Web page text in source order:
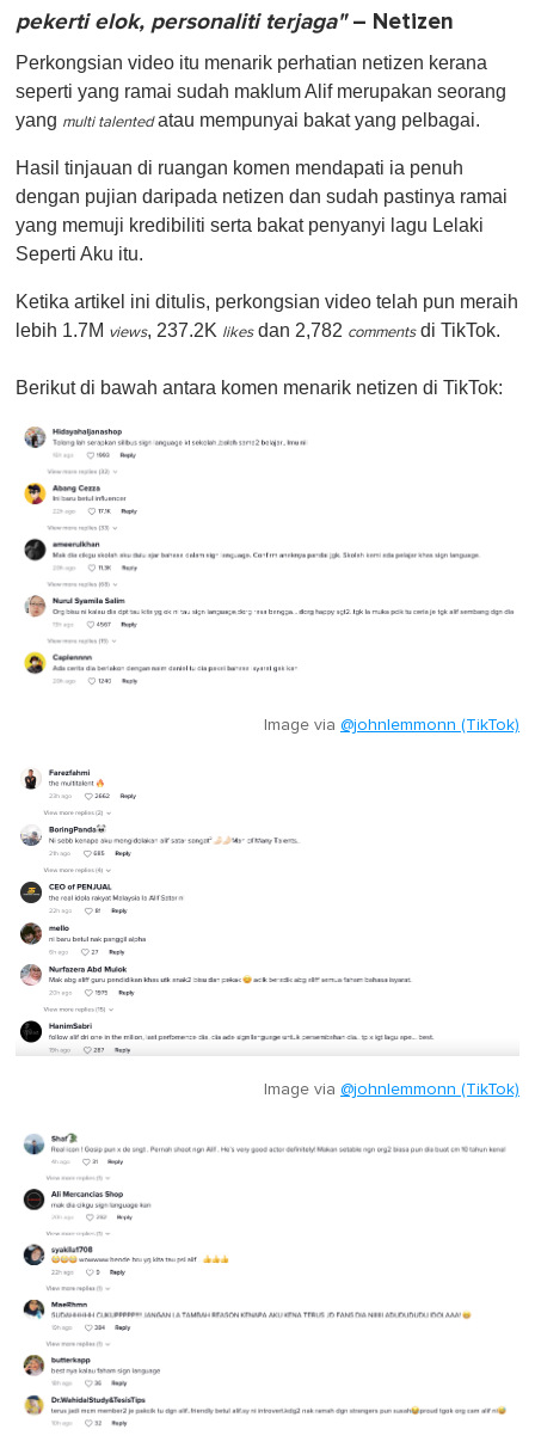
pekerti elok, personaliti terjaga"– Netizen
Perkongsian video itu menarik perhatian netizen kerana
seperti yang ramai sudah maklum Alif merupakan seorang
yang multi talentedatau mempunyai bakat yang pelbagai.
Hasil tinjauan di ruangan komen mendapati ia penuh
dengan pujian daripada netizen dan sudah pastinya ramai
yang memuji kredibiliti serta bakat penyanyi lagu Lelaki
Seperti Aku itu.
Ketika artikel ini ditulis, perkongsian video telah pun meraih
lebih 1.7M views, 237.2K likesdan 2,782 commentsdi TikTok.
Berikut di bawah antara komen menarik netizen di TikTok:
Image via @johnlemmonn (TikTok)
Image via @johnlemmonn (TikTok)